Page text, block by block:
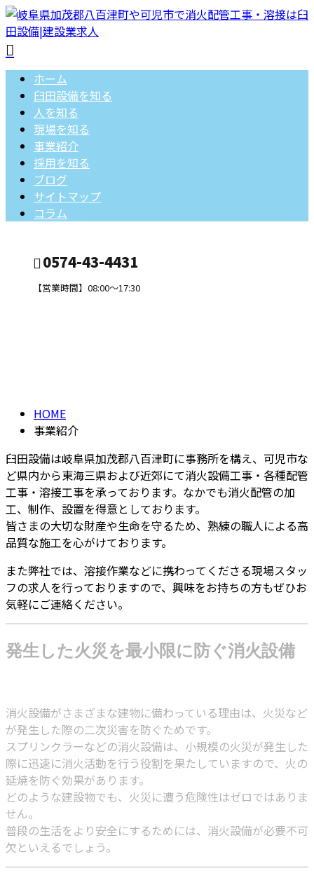
ホーム
臼田設備を知る
人を知る
現場を知る
事業紹介
採用を知る
ブログ
サイトマップ
コラム
0574-43-4431
【営業時間】08:00～17:30
HOME
事業紹介
臼田設備は岐阜県加茂郡八百津町に事務所を構え、可児市な
ど県内から東海三県および近郊にて消火設備工事・各種配管
工事・溶接工事を承っております。なかでも消火配管の加
工、制作、設置を得意としております。
皆さまの大切な財産や生命を守るため、熟練の職人による高
品質な施工を心がけております。
また弊社では、溶接作業などに携わってくださる現場スタッ
フの求人を行っておりますので、興味をお持ちの方もぜひお
気軽にご連絡ください。
発生した火災を最小限に防ぐ消火設備
消火設備がさまざまな建物に備わっている理由は、火災など
が発生した際の二次災害を防ぐためです。
スプリンクラーなどの消火設備は、小規模の火災が発生した
際に迅速に消火活動を行う役割を果たしていますので、火の
延焼を防ぐ効果があります。
どのような建設物でも、火災に遭う危険性はゼロではありま
せん。
普段の生活をより安全にするためには、消火設備が必要不可
欠といえるでしょう。